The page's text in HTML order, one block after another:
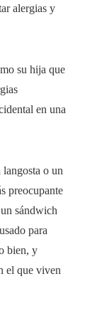
alergias y
su hija que
en una
o un
preocupante
sándwich
para
bien, y
el que viven